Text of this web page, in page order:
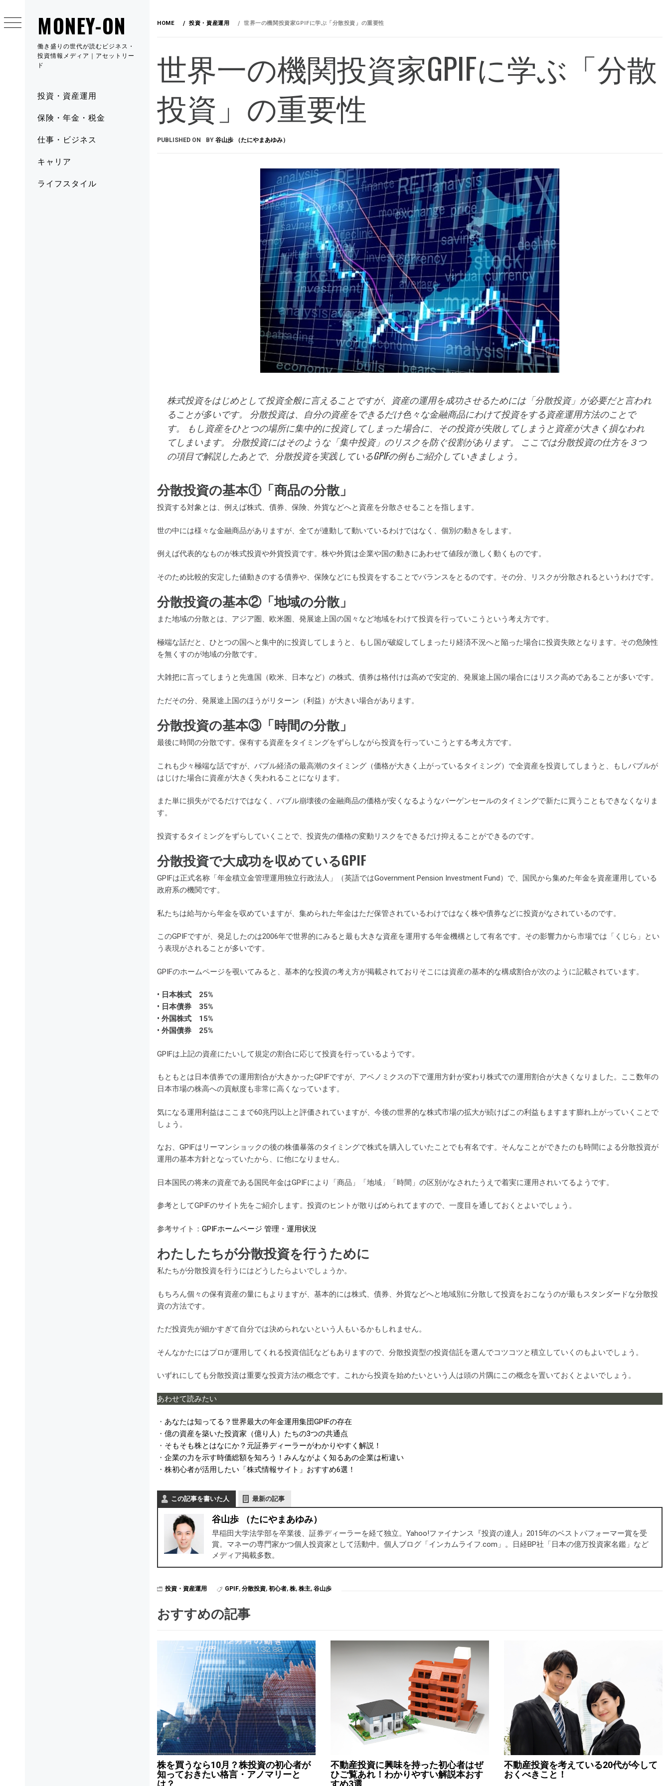
MONEY-ON
働き盛りの世代が読むビジネス・
投資情報メディア｜アセットリー
ド
投資・資産運用
保険・年金・税金
仕事・ビジネス
キャリア
ライフスタイル
HOME 投資・資産運用 世界一の機関投資家GPIFに学ぶ「分散投資」の重要性
世界一の機関投資家GPIFに学ぶ「分散
投資」の重要性
PUBLISHED ON BY 谷山歩 （たにやまあゆみ）
株式投資をはじめとして投資全般に言えることですが、資産の運用を成功させるためには「分散投資」が必要だと言われ
ることが多いです。 分散投資は、自分の資産をできるだけ色々な金融商品にわけて投資をする資産運用方法のことで
す。 もし資産をひとつの場所に集中的に投資してしまった場合に、その投資が失敗してしまうと資産が大きく損なわれ
てしまいます。 分散投資にはそのような「集中投資」のリスクを防ぐ役割があります。 ここでは分散投資の仕方を３つ
の項目で解説したあとで、分散投資を実践しているGPIFの例もご紹介していきましょう。
分散投資の基本①「商品の分散」
投資する対象とは、例えば株式、債券、保険、外貨などへと資産を分散させることを指します。
世の中には様々な金融商品がありますが、全てが連動して動いているわけではなく、個別の動きをします。
例えば代表的なものが株式投資や外貨投資です。株や外貨は企業や国の動きにあわせて値段が激しく動くものです。
そのため比較的安定した値動きのする債券や、保険などにも投資をすることでバランスをとるのです。その分、リスクが分散されるというわけです。
分散投資の基本②「地域の分散」
また地域の分散とは、アジア圏、欧米圏、発展途上国の国々など地域をわけて投資を行っていこうという考え方です。
極端な話だと、ひとつの国へと集中的に投資してしまうと、もし国が破綻してしまったり経済不況へと陥った場合に投資失敗となります。その危険性
を無くすのが地域の分散です。
大雑把に言ってしまうと先進国（欧米、日本など）の株式、債券は格付けは高めで安定的、発展途上国の場合にはリスク高めであることが多いです。
ただその分、発展途上国のほうがリターン（利益）が大きい場合があります。
分散投資の基本③「時間の分散」
最後に時間の分散です。保有する資産をタイミングをずらしながら投資を行っていこうとする考え方です。
これも少々極端な話ですが、バブル経済の最高潮のタイミング（価格が大きく上がっているタイミング）で全資産を投資してしまうと、もしバブルが
はじけた場合に資産が大きく失われることになります。
また単に損失がでるだけではなく、バブル崩壊後の金融商品の価格が安くなるようなバーゲンセールのタイミングで新たに買うこともできなくなりま
す。
投資するタイミングをずらしていくことで、投資先の価格の変動リスクをできるだけ抑えることができるのです。
分散投資で大成功を収めているGPIF
GPIFは正式名称「年金積立金管理運用独立行政法人」（英語ではGovernment Pension Investment Fund）で、国民から集めた年金を資産運用している
政府系の機関です。
私たちは給与から年金を収めていますが、集められた年金はただ保管されているわけではなく株や債券などに投資がなされているのです。
このGPIFですが、発足したのは2006年で世界的にみると最も大きな資産を運用する年金機構として有名です。その影響力から市場では「くじら」とい
う表現がされることが多いです。
GPIFのホームページを覗いてみると、基本的な投資の考え方が掲載されておりそこには資産の基本的な構成割合が次のように記載されています。
• 日本株式 25%
• 日本債券 35%
• 外国株式 15%
• 外国債券 25%
GPIFは上記の資産にたいして規定の割合に応じて投資を行っているようです。
もともとは日本債券での運用割合が大きかったGPIFですが、アベノミクスの下で運用方針が変わり株式での運用割合が大きくなりました。ここ数年の
日本市場の株高への貢献度も非常に高くなっています。
気になる運用利益はここまで60兆円以上と評価されていますが、今後の世界的な株式市場の拡大が続けばこの利益もますます膨れ上がっていくことで
しょう。
なお、GPIFはリーマンショックの後の株価暴落のタイミングで株式を購入していたことでも有名です。そんなことができたのも時間による分散投資が
運用の基本方針となっていたから、に他になりません。
日本国民の将来の資産である国民年金はGPIFにより「商品」「地域」「時間」の区別がなされたうえで着実に運用されいてるようです。
参考としてGPIFのサイト先をご紹介します。投資のヒントが散りばめられてますので、一度目を通しておくとよいでしょう。
参考サイト： GPIFホームページ 管理・運用状況
わたしたちが分散投資を行うために
私たちが分散投資を行うにはどうしたらよいでしょうか。
もちろん個々の保有資産の量にもよりますが、基本的には株式、債券、外貨などへと地域別に分散して投資をおこなうのが最もスタンダードな分散投
資の方法です。
ただ投資先が細かすぎて自分では決められないという人もいるかもしれません。
そんなかたにはプロが運用してくれる投資信託などもありますので、分散投資型の投資信託を選んでコツコツと積立していくのもよいでしょう。
いずれにしても分散投資は重要な投資方法の概念です。これから投資を始めたいという人は頭の片隅にこの概念を置いておくとよいでしょう。
あわせて読みたい
・ あなたは知ってる？世界最大の年金運用集団GPIFの存在
・ 億の資産を築いた投資家（億り人）たちの3つの共通点
・ そもそも株とはなにか？元証券ディーラーがわかりやすく解説！
・ 企業の力を示す時価総額を知ろう！みんながよく知るあの企業は桁違い
・ 株初心者が活用したい「株式情報サイト」おすすめ6選！
この記事を書いた人 最新の記事
谷山歩 （たにやまあゆみ）
早稲田大学法学部を卒業後、証券ディーラーを経て独立。Yahoo!ファイナンス『投資の達人』2015年のベストパフォーマー賞を受
賞。マネーの専門家かつ個人投資家として活動中。個人ブログ「インカムライフ.com」。日経BP社「日本の億万投資家名鑑」など
メディア掲載多数。
投資・資産運用 GPIF, 分散投資, 初心者, 株, 株主, 谷山歩
おすすめの記事
株を買うなら10月？株投資の初心者が
知っておきたい格言・アノマリーと
は？
不動産投資に興味を持った初心者はぜ
ひご覧あれ！わかりやすい解説本おす
すめ3選
不動産投資を考えている20代が今して
おくべきこと！